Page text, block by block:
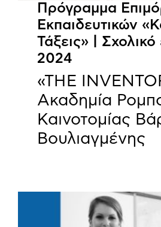
Πρόγραμμα
Εκπαιδευτικών
Τάξεις» |
2024
«THE
Ακαδημία
Καινοτομίας
Βουλιαγμένης